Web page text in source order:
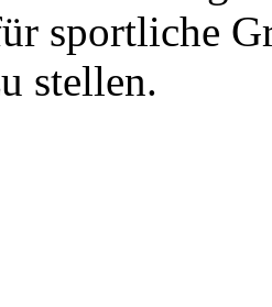
sportliche
stellen.